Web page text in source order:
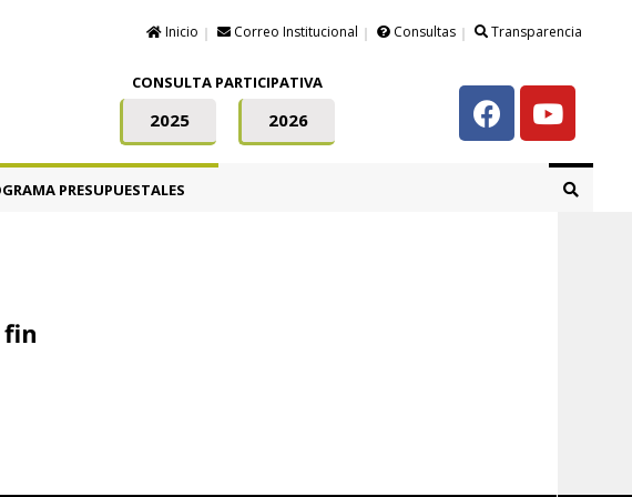
Inicio Correo Institucional Consultas Transparencia
CONSULTA PARTICIPATIVA
2025 2026
PRESUPUESTALES